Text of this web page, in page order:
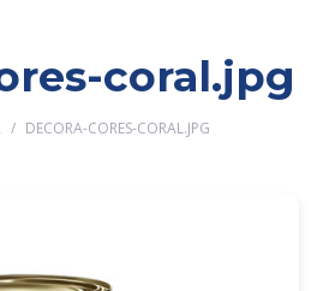
coral.jpg
/ DECORA-CORES-CORAL.JPG